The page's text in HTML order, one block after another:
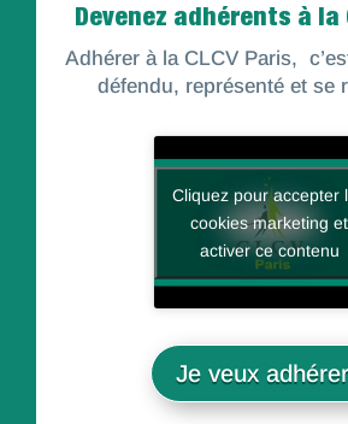
Devenez adhérents à la
Adhérer à la CLCV Paris,
défendu, représenté et se
Cliquez pour accepter
cookies marketing et
activer ce contenu
Je veux